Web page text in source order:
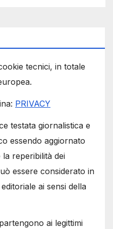
tecnici, in totale
PRIVACY
testata giornalistica e
essendo aggiornato
reperibilità dei
essere considerato in
ai sensi della
ai legittimi